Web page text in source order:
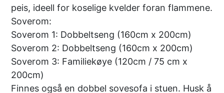
peis, ideell for koselige kvelder foran flammene.
Soverom:
Soverom 1: Dobbeltseng (160cm x 200cm)
Soverom 2: Dobbeltseng (160cm x 200cm)
Soverom 3: Familiekøye (120cm / 75 cm x
200cm)
Finnes også en dobbel sovesofa i stuen. Husk å